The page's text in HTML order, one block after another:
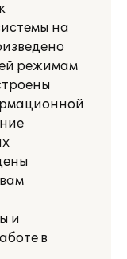
на
режимам
и
в